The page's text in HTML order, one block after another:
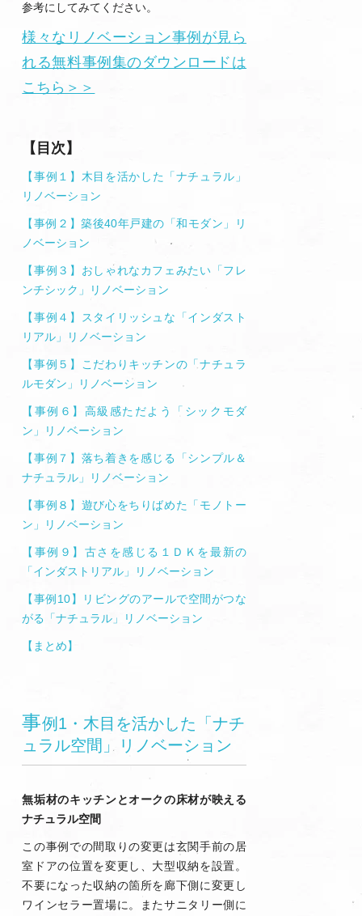
参考にしてみてください。
様々なリノベーション事例が見ら
れる無料事例集のダウンロードは
こちら＞＞
【目次】
【事例１ 】 木目を活かした「ナチュラル」
リノベーション
【事例２ 】築後40年戸建の「和モダン」リ
ノベーション
【事例３】おしゃれなカフェみたい「フレ
ンチシック」リノベーション
【事例４】スタイリッシュな「インダスト
リアル」リノベーション
【事例５】こだわりキッチンの「ナチュラ
ルモダン」リノベーション
【事例６】高級感ただよう「シックモダ
ン」リノベーション
【事例７】落ち着きを感じる「シンプル＆
ナチュラル」リノベーション
【事例８】遊び心をちりばめた「モノトー
ン」リノベーション
【事例９】古さを感じる１ＤＫを最新の
「インダストリアル」リノベーション
【事例10】リビングのアールで空間がつな
がる「ナチュラル」リノベーション
【まとめ】
事例1・木目を活かした「ナチ
ュラル空間」リノベーション
無垢材のキッチンとオークの床材が映える
ナチュラル空間
この事例での間取りの変更は玄関手前の居
室ドアの位置を変更し、大型収納を設置。
不要になった収納の箇所を廊下側に変更し
ワインセラー置場に。またサニタリー側に